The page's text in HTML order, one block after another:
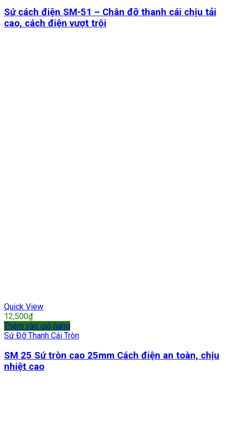
Sứ cách điện SM-51 – Chân đỡ thanh cái chịu tải
cao, cách điện vượt trội
Quick View
12,500₫
Thêm vào giỏ hàng
Sứ Đỡ Thanh Cái Tròn
SM 25 Sứ tròn cao 25mm Cách điện an toàn, chịu
nhiệt cao